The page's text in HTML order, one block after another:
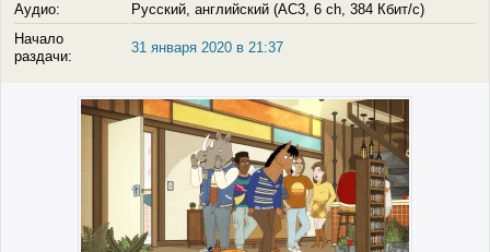
Аудио:
Русский, английский (AC3, 6 ch, 384 Кбит/с)
Начало
раздачи:
31 января 2020 в 21:37